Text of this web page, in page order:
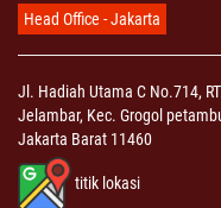
Head Office - Jakarta
Jl. Hadiah Utama C No.714,
Jelambar, Kec. Grogol
Jakarta Barat 11460
titik lokasi